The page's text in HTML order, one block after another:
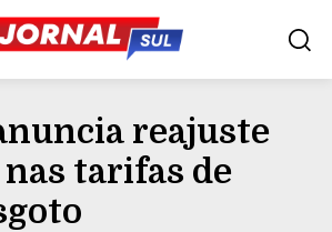
reajuste
nas tarifas de